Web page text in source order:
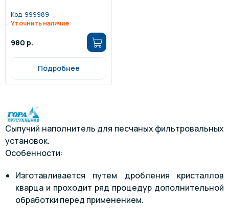
Код:999989
Уточнить наличие
980 р.
Подробнее
Сыпучий наполнитель для песчаных фильтровальных
установок.
Особенности:
Изготавливается путем дробления кристаллов
кварца и проходит ряд процедур дополнительной
обработки перед применением.